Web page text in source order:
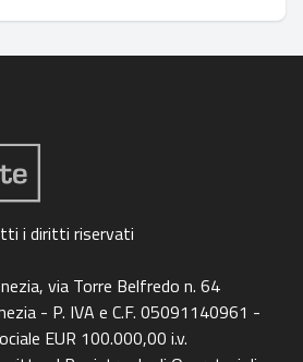
i diritti riservati
via Torre Belfredo n. 64
- P. IVA e C.F. 05091140961 -
EUR 100.000,00 i.v.